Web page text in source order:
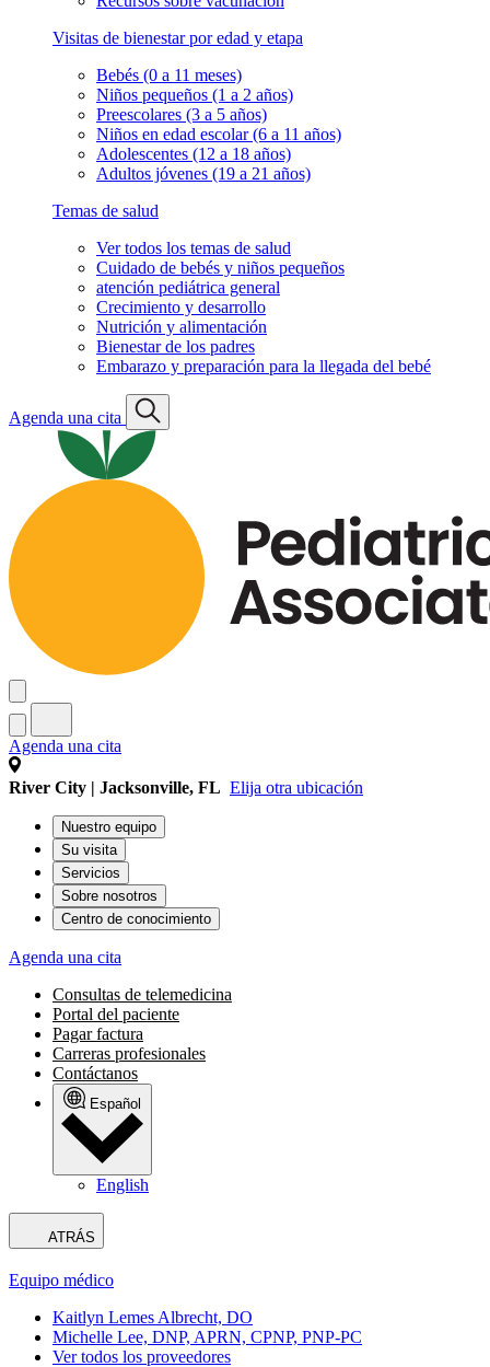
Visitas de bienestar por edad y etapa
Bebés (0 a 11 meses)
Niños pequeños (1 a 2 años)
Preescolares (3 a 5 años)
Niños en edad escolar (6 a 11 años)
Adolescentes (12 a 18 años)
Adultos jóvenes (19 a 21 años)
Temas de salud
Ver todos los temas de salud
Cuidado de bebés y niños pequeños
atención pediátrica general
Crecimiento y desarrollo
Nutrición y alimentación
Bienestar de los padres
Embarazo y preparación para la llegada del bebé
Agenda una cita
Agenda una cita
River City | Jacksonville, FL Elija otra ubicación
Nuestro equipo
Su visita
Servicios
Sobre nosotros
Centro de conocimiento
Agenda una cita
Consultas de telemedicina
Portal del paciente
Pagar factura
Carreras profesionales
Contáctanos
Español
English
ATRÁS
Equipo médico
Kaitlyn Lemes Albrecht, DO
Michelle Lee, DNP, APRN, CPNP, PNP-PC
Ver todos los proveedores